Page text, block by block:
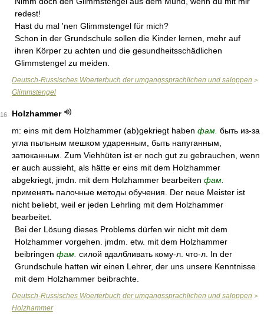
redest!
Hast du mal 'nen Glimmstengel für mich?
Schon in der Grundschule sollen die Kinder lernen, mehr auf
ihren Körper zu achten und die gesundheitsschädlichen
Glimmstengel zu meiden.
Deutsch-Russisches Woerterbuch der umgangssprachlichen und saloppen >
Glimmstengel
16
Holzhammer
m: eins mit dem Holzhammer (ab)gekriegt haben фам. быть из-за
угла пыльным мешком ударенным, быть напуганным,
затюканным. Zum Viehhüten ist er noch gut zu gebrauchen, wenn
er auch aussieht, als hätte er eins mit dem Holzhammer
abgekriegt, jmdn. mit dem Holzhammer bearbeiten фам.
применять палочные методы обучения. Der neue Meister ist
nicht beliebt, weil er jeden Lehrling mit dem Holzhammer
bearbeitet.
Bei der Lösung dieses Problems dürfen wir nicht mit dem
Holzhammer vorgehen. jmdm. etw. mit dem Holzhammer
beibringen фам. силой вдалбливать кому-л. что-л. In der
Grundschule hatten wir einen Lehrer, der uns unsere Kenntnisse
mit dem Holzhammer beibrachte.
Deutsch-Russisches Woerterbuch der umgangssprachlichen und saloppen >
Holzhammer